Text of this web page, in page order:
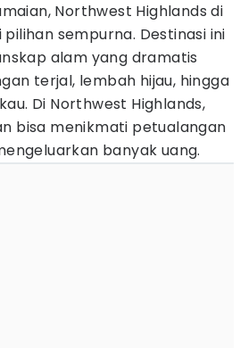
Northwest Highlands di
pilihan sempurna. Destinasi ini
alam yang dramatis
terjal, lembah hijau, hingga
Di Northwest Highlands,
bisa menikmati petualangan
banyak uang.